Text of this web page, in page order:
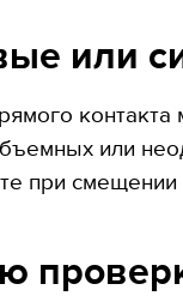
или
или
при